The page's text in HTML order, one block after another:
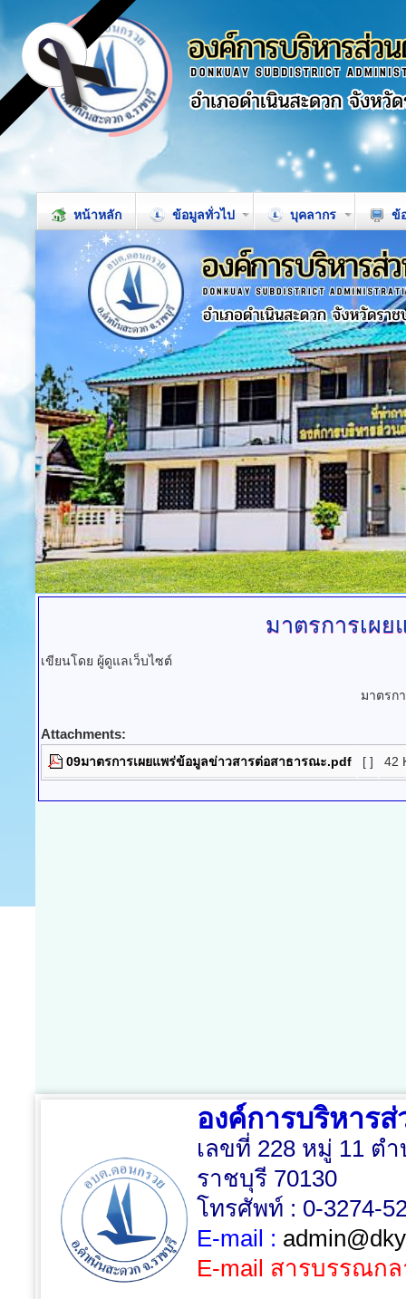
หน้าหลัก ข้อมูลทั่วไป บุคลากร ข้
มาตรการเผ
เขียนโดย ผู้ดูแลเว็บไซต์
มาตรก
Attachments:
09มาตรการเผยแพร่ข้อมูลข่าวสารต่อสาธารณะ.pdf [ ] 42
องค์การบริหาร
เลขที่ 228 หมู่ 11 ต
ราชบุรี 70130
โทรศัพท์ : 0-3274-
E-mail :
E-mail สารบรรณก